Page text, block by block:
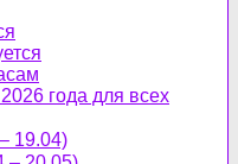
года для всех
19.04)